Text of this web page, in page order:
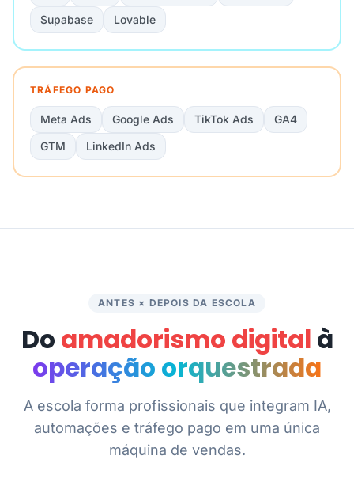
Supabase
Lovable
TRÁFEGO PAGO
Meta Ads Google Ads TikTok Ads
GA4
GTM
LinkedIn Ads
ANTES × DEPOIS DA ESCOLA
Do amadorismo digital à
operação orquestrada
A escola forma profissionais que integram IA,
automações e tráfego pago em uma única
máquina de vendas.